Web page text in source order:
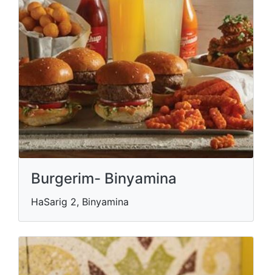
Burgerim- Binyamina
HaSarig 2, Binyamina